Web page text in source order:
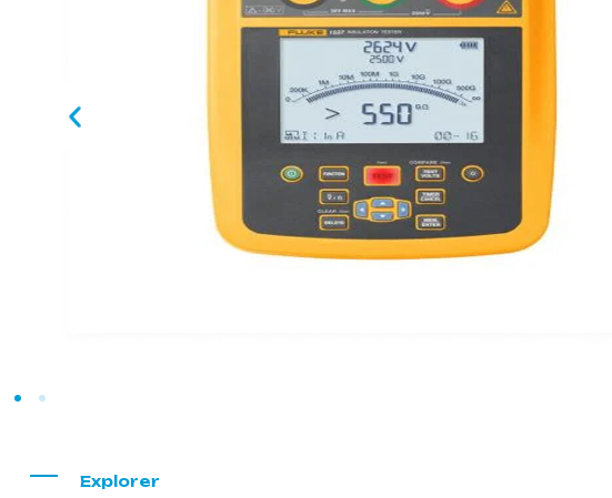
Explorer